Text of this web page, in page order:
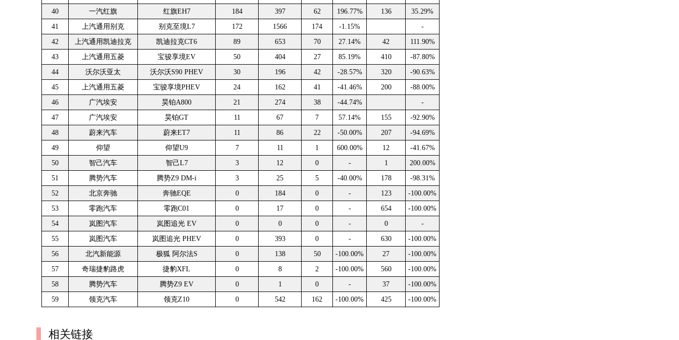
40
一汽红旗 红旗EH7 184 397 62 196.77% 136
35.29%
41
上汽通用别克 别克至境L7 172 1566 174 -1.15%
-
42
上汽通用凯迪拉克 凯迪拉克CT6 89 653 70 27.14% 42
111.90%
43
上汽通用五菱 宝骏享境EV 50 404 27 85.19% 410
-87.80%
44
沃尔沃亚太 沃尔沃S90 PHEV 30 196 42 -28.57% 320
-90.63%
45
上汽通用五菱 宝骏享境PHEV 24 162 41 -41.46% 200
-88.00%
46
广汽埃安 昊铂A800 21 274 38 -44.74%
-
47
广汽埃安 昊铂GT 11 67 7 57.14% 155
-92.90%
48
蔚来汽车 蔚来ET7 11 86 22 -50.00% 207
-94.69%
49
仰望 仰望U9 7 11 1 600.00% 12
-41.67%
50
智己汽车 智己L7 3 12 0 - 1
200.00%
51
腾势汽车 腾势Z9 DM-i 3 25 5 -40.00% 178
-98.31%
52
北京奔驰 奔驰EQE 0 184 0 - 123
-100.00%
53
零跑汽车 零跑C01 0 17 0 - 654
-100.00%
54
岚图汽车 岚图追光 EV 0 0 0 - 0
-
55
岚图汽车 岚图追光 PHEV 0 393 0 - 630
-100.00%
56
北汽新能源 极狐 阿尔法S 0 138 50 -100.00% 27
-100.00%
57
奇瑞捷豹路虎 捷豹XFL 0 8 2 -100.00% 560
-100.00%
58
腾势汽车 腾势Z9 EV 0 1 0 - 37
-100.00%
59
领克汽车 领克Z10 0 542 162 -100.00% 425 -100.00%
相关链接